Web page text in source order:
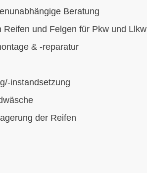
Beratung
Reifen und Felgen für Pkw und Llkw
& -reparatur
instandsetzung
der Reifen